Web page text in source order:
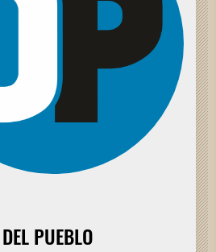
PUEBLO